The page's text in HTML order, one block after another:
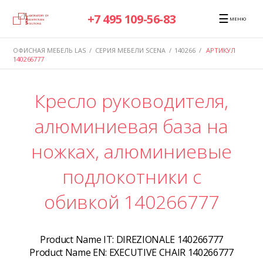
+7 495 109-56-83 ☰ МЕНЮ
ОФИСНАЯ МЕБЕЛЬ LAS / СЕРИЯ МЕБЕЛИ SCENA / 140266 / АРТИКУЛ
140266777
Кресло руководителя,
алюминиевая база на
ножках, алюминиевые
подлокотники с
обивкой 140266777
Product Name IT: DIREZIONALE 140266777
Product Name EN: EXECUTIVE CHAIR 140266777